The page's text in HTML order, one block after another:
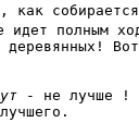
собирается
идет полным
- не лучше !